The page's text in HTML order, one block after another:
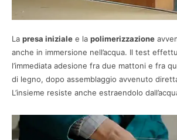
La presa iniziale e la polimerizzazione
anche in immersione nell’acqua. Il test
l’immediata adesione fra due mattoni e fra
di legno, dopo assemblaggio avvenuto
L’insieme resiste anche estraendolo